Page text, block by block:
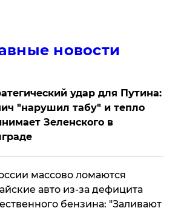
новости
удар для Путина:
"нарушил табу" и тепло
Зеленского в
массово ломаются
авто из-за дефицита
бензина: "Заливают